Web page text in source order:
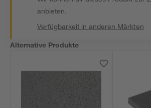
anbieten.
Verfügbarkeit in anderen Märkten
Alternative Produkte